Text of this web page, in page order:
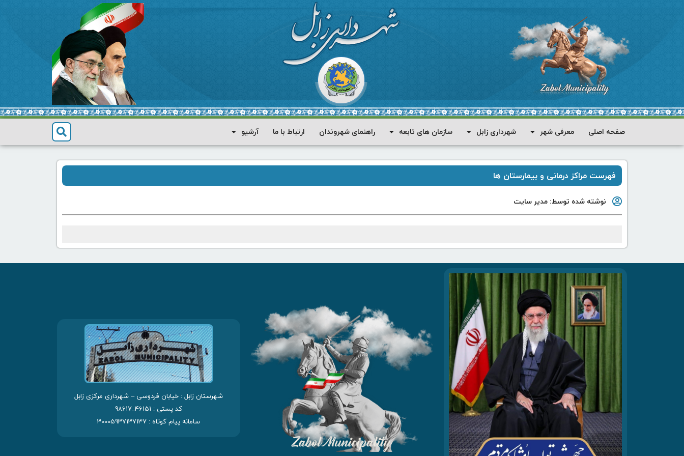
صفحه اصلی معرفی شهر شهرداری زابل سازمان های تابعه راهنمای شهروندان ارتباط با ما آرشیو
فهرست مراکز درمانی و بیمارستان ها
نوشته شده توسط: مدیر سایت
شهرستان زابل : خیابان فردوسی – شهرداری مرکزی زابل
کد پستی : 46151_98617
سامانه پیام کوتاه : 30005937137137